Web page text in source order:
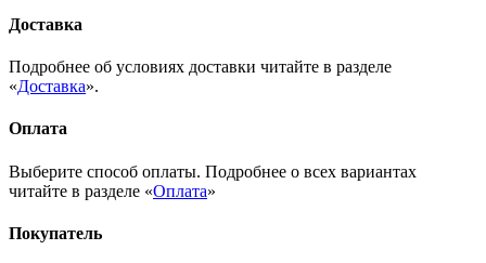
Доставка
Подробнее об условиях доставки читайте в разделе
«Доставка».
Оплата
Выберите способ оплаты. Подробнее о всех вариантах
читайте в разделе «Оплата»
Покупатель